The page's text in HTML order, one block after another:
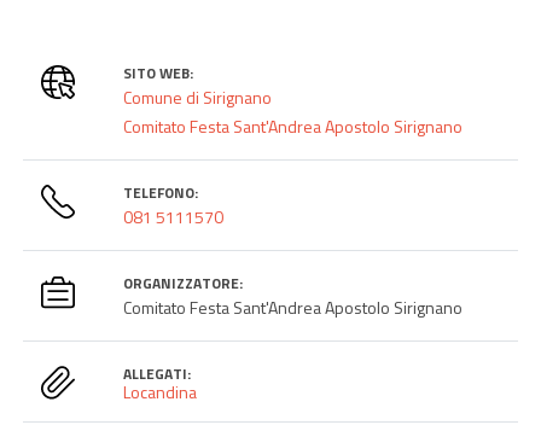
SITO WEB:
Comune di Sirignano
Comitato Festa Sant'Andrea Apostolo Sirignano
TELEFONO:
081 5111570
ORGANIZZATORE:
Comitato Festa Sant'Andrea Apostolo Sirignano
ALLEGATI:
Locandina